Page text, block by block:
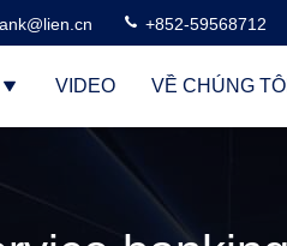
+852-59568712
VIDEO VỀ CHÚNG TÔI